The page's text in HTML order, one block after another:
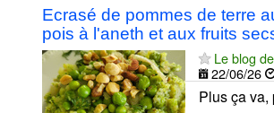
Ecrasé de pommes de terre
pois à l'aneth et aux fruits
Le blog
22/06/26
Plus ça